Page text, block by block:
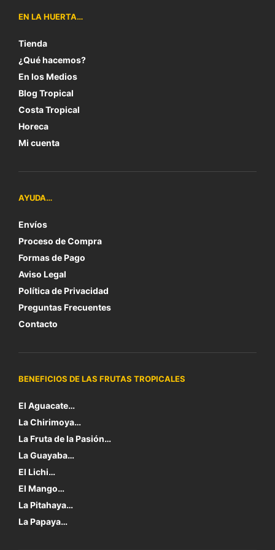
EN LA HUERTA…
Tienda
¿Qué hacemos?
En los Medios
Blog Tropical
Costa Tropical
Horeca
Mi cuenta
AYUDA…
Envíos
Proceso de Compra
Formas de Pago
Aviso Legal
Política de Privacidad
Preguntas Frecuentes
Contacto
BENEFICIOS DE LAS FRUTAS TROPICALES
El Aguacate…
La Chirimoya…
La Fruta de la Pasión…
La Guayaba…
El Lichi…
El Mango…
La Pitahaya…
La Papaya…